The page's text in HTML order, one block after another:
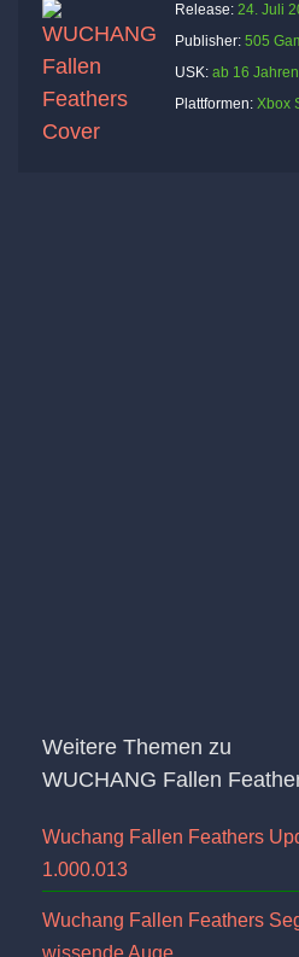
Release: 24. Juli
Publisher: 505
USK: ab 16 Jahren
Plattformen: Xbox
Weitere Themen zu
WUCHANG Fallen
Wuchang Fallen Feathers
1.000.013
Wuchang Fallen Feathers